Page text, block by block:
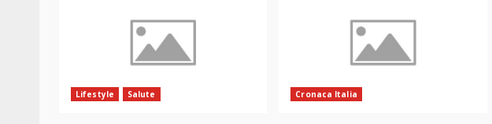
Lifestyle Salute Cronaca Italia